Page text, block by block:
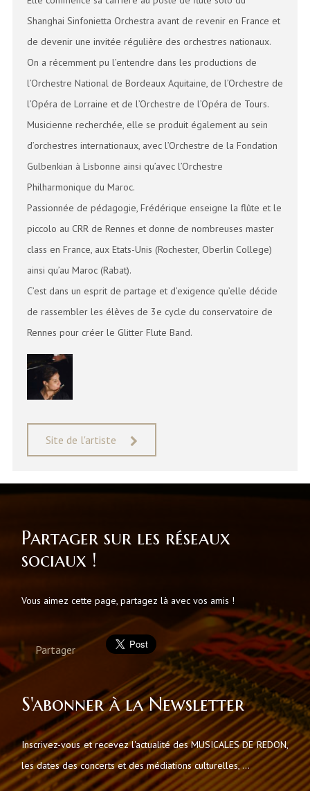
Shanghai Sinfonietta Orchestra avant de revenir en France et
de devenir une invitée régulière des orchestres nationaux.
On a récemment pu l’entendre dans les productions de
l’Orchestre National de Bordeaux Aquitaine, de l’Orchestre de
l’Opéra de Lorraine et de l’Orchestre de l’Opéra de Tours.
Musicienne recherchée, elle se produit également au sein
d’orchestres internationaux, avec l’Orchestre de la Fondation
Gulbenkian à Lisbonne ainsi qu’avec l’Orchestre
Philharmonique du Maroc.
Passionnée de pédagogie, Frédérique enseigne la flûte et le
piccolo au CRR de Rennes et donne de nombreuses master
class en France, aux Etats-Unis (Rochester, Oberlin College)
ainsi qu’au Maroc (Rabat).
C’est dans un esprit de partage et d’exigence qu’elle décide
de rassembler les élèves de 3e cycle du conservatoire de
Rennes pour créer le Glitter Flute Band.
Site de l'artiste
Partager sur les réseaux
sociaux !
Vous aimez cette page, partagez là avec vos amis !
Partager
S'abonner à la Newsletter
Inscrivez-vous et recevez l'actualité des MUSICALES DE REDON,
les dates des concerts et des médiations culturelles, ...